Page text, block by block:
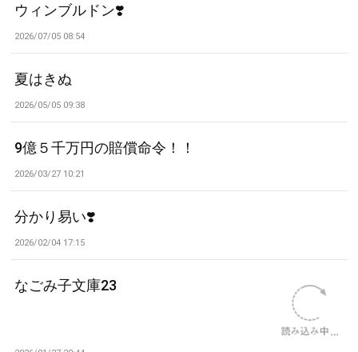
ウィンブルドン❣️
2026/07/05 08:54
夏はきぬ
2026/05/05 09:38
9億５千万円の賠償命令！！
2026/03/27 10:21
分かり易い❣️
2026/02/04 17:15
なごみ子文庫23